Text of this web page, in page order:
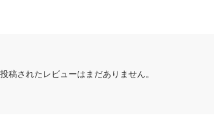
投稿されたレビューはまだありません。